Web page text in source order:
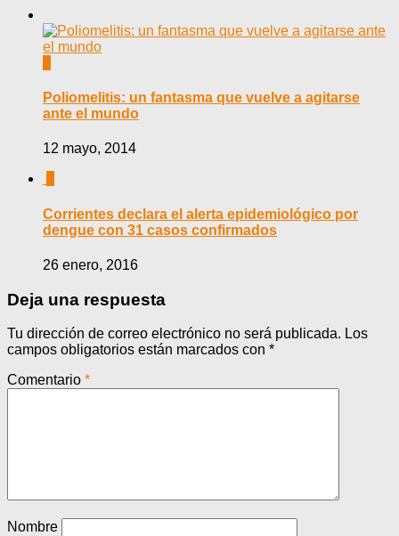
Poliomelitis: un fantasma que vuelve a agitarse
ante el mundo
12 mayo, 2014
Corrientes declara el alerta epidemiológico por
dengue con 31 casos confirmados
26 enero, 2016
Deja una respuesta
Tu dirección de correo electrónico no será publicada. Los
campos obligatorios están marcados con *
Comentario *
Nombre